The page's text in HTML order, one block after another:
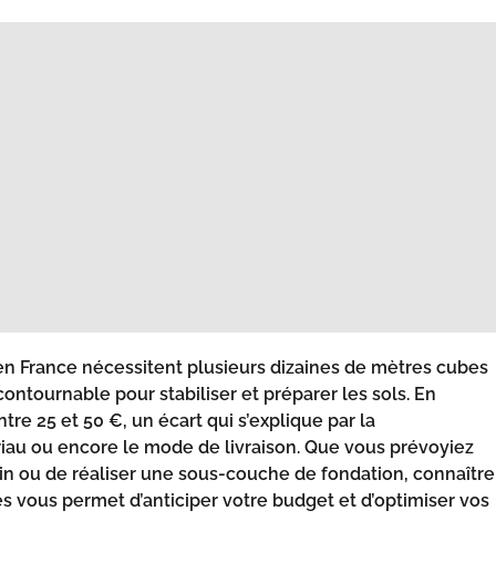
France nécessitent plusieurs dizaines de mètres cubes
pour stabiliser et préparer les sols. En
25 et 50 €, un écart qui s’explique par la
ou encore le mode de livraison. Que vous prévoyiez
ou de réaliser une sous-couche de fondation, connaître
permet d’anticiper votre budget et d’optimiser vos